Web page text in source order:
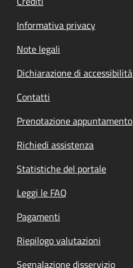
Informativa privacy
Note legali
Dichiarazione di accessibilità
Contatti
Prenotazione appuntamento
Richiedi assistenza
Statistiche del portale
Leggi le FAQ
Pagamenti
Riepilogo valutazioni
Segnalazione disservizio